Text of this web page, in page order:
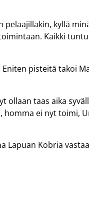
kyllä
Kaikki
pisteitä takoi
taas aika
ei nyt toimi,
Lapuan Kobria